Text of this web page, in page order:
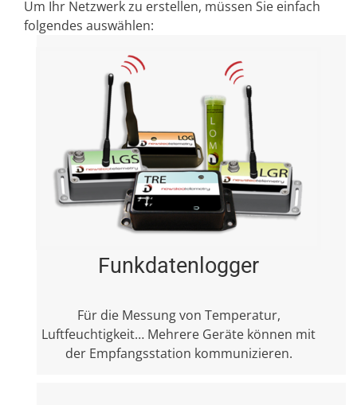
Um Ihr Netzwerk zu erstellen, müssen Sie einfach
folgendes auswählen:
Funkdatenlogger
Für die Messung von Temperatur,
Luftfeuchtigkeit… Mehrere Geräte können mit
der Empfangsstation kommunizieren.